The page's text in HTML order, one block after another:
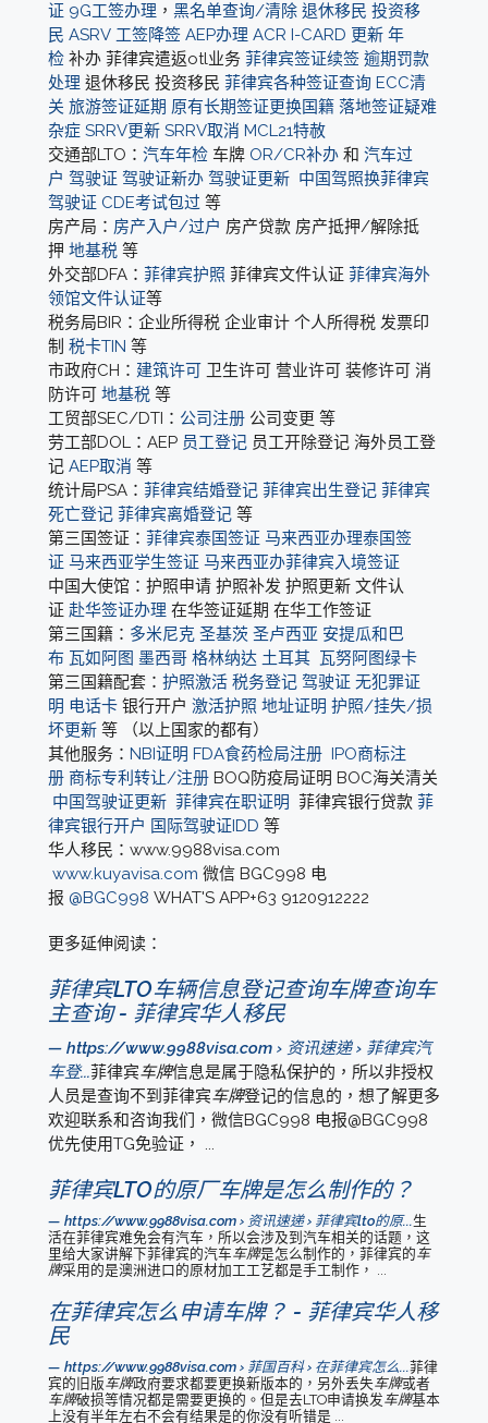
证 9G工签办理 ， 黑名单查询/清除 退休移民 投资移
民 ASRV 工签降签 AEP办理 ACR I-CARD 更新 年
检 补办 菲律宾遣返otl业务 菲律宾签证续签 逾期罚款
处理 退休移民 投资移民 菲律宾各种签证查询 ECC清
关 旅游签证延期 原有长期签证更换国籍 落地签证疑难
杂症 SRRV更新 SRRV取消 MCL21特赦
交通部LTO： 汽车年检车牌 OR/CR补办和 汽车过
户 驾驶证 驾驶证新办 驾驶证更新 中国驾照换菲律宾
驾驶证 CDE考试包过等
房产局： 房产入户/过户 房产贷款 房产抵押/解除抵
押 地基税等
外交部DFA： 菲律宾护照 菲律宾文件认证 菲律宾海外
领馆文件认证等
税务局BIR：企业所得税 企业审计 个人所得税 发票印
制 税卡TIN 等
市政府CH： 建筑许可卫生许可 营业许可 装修许可 消
防许可 地基税等
工贸部SEC/DTI： 公司注册公司变更 等
劳工部DOL：AEP 员工登记员工开除登记 海外员工登
记 AEP取消 等
统计局PSA： 菲律宾结婚登记 菲律宾出生登记 菲律宾
死亡登记 菲律宾离婚登记等
第三国签证： 菲律宾泰国签证 马来西亚办理泰国签
证 马来西亚学生签证 马来西亚办菲律宾入境签证
中国大使馆：护照申请 护照补发 护照更新 文件认
证 赴华签证办理 在华签证延期 在华工作签证
第三国籍： 多米尼克 圣基茨 圣卢西亚 安提瓜和巴
布 瓦如阿图 墨西哥 格林纳达 土耳其 瓦努阿图绿卡
第三国籍配套： 护照激活 税务登记 驾驶证 无犯罪证
明 电话卡银行开户 激活护照 地址证明 护照/挂失/损
坏更新等 （以上国家的都有）
其他服务： NBI证明 FDA食药检局注册 IPO商标注
册 商标专利转让/注册BOQ防疫局证明 BOC海关清关
中国驾驶证更新 菲律宾在职证明 菲律宾银行贷款 菲
律宾银行开户 国际驾驶证IDD 等
华人移民：www.9988visa.com
www.kuyavisa.com 微信 BGC998 电
报 @BGC998 WHAT'S APP+63 9120912222
更多延伸阅读：
菲律宾LTO车辆信息登记查询车牌查询车
主查询 - 菲律宾华人移民
https://www.9988visa.com › 资讯速递 › 菲律宾汽
车登...菲律宾车牌信息是属于隐私保护的，所以非授权
人员是查询不到菲律宾车牌登记的信息的，想了解更多
欢迎联系和咨询我们，微信BGC998 电报@BGC998
优先使用TG免验证， ...
菲律宾LTO的原厂车牌是怎么制作的？
https://www.9988visa.com › 资讯速递 › 菲律宾lto的原...生
活在菲律宾难免会有汽车，所以会涉及到汽车相关的话题，这
里给大家讲解下菲律宾的汽车车牌是怎么制作的，菲律宾的车
牌采用的是澳洲进口的原材加工工艺都是手工制作， ...
在菲律宾怎么申请车牌？ - 菲律宾华人移
民
https://www.9988visa.com › 菲国百科 › 在菲律宾怎么...菲律
宾的旧版车牌政府要求都要更换新版本的，另外丢失车牌或者
车牌破损等情况都是需要更换的。但是去LTO申请换发车牌基本
上没有半年左右不会有结果是的你没有听错是 ...